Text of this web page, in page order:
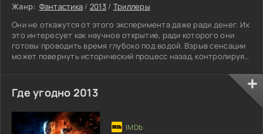
Жанр: Фантастика / 2013 / Триллеры
Они не откажутся от этого эксперимента даже ради денег. Их
это интересует как научное открытие, ради которого они
готовы проводить время глубоко под водой. Взрыв сенсации
может повернуть исторический процесс назад, контролируя
изобретении, уже вплотную приблизились к грани
возможного. Ничто не мешает осуществить идею, которая
принесет огромную финансовую прибыль, толкая
работа, где все
Где угодно 2013